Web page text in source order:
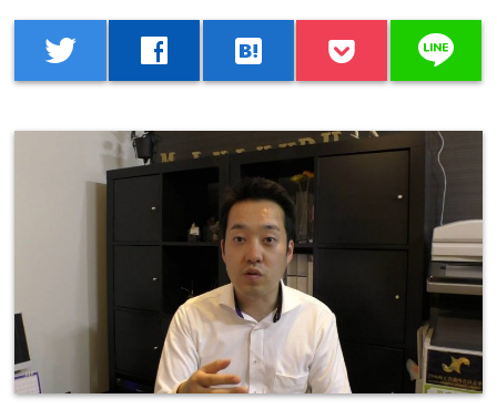
twitter facebook hatenabookmark line